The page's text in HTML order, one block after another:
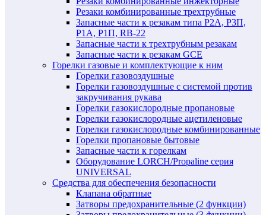
Резаки комбинированные трехтрубные
Запасные части к резакам типа Р2А, Р3П,
Р1А, Р1П, RB-22
Запасные части к трехтрубным резакам
Запасные части к резакам GCE
Горелки газовые и комплектующие к ним
Горелки газовоздушные
Горелки газовоздушные с системой против
закручивания рукава
Горелки газокислородные пропановые
Горелки газокислородные ацетиленовые
Горелки газокислородные комбинированные
Горелки пропановые бытовые
Запасные части к горелкам
Оборудование LORCH/Propaline серия
UNIVERSAL
Средства для обеспечения безопасности
Клапана обратные
Затворы предохранительные (2 функции)